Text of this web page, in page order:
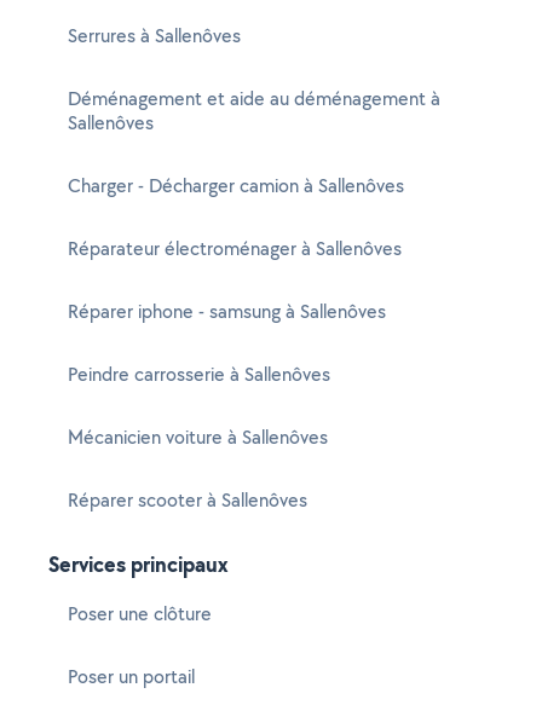
Serrures à Sallenôves
Déménagement et aide au déménagement à
Sallenôves
Charger - Décharger camion à Sallenôves
Réparateur électroménager à Sallenôves
Réparer iphone - samsung à Sallenôves
Peindre carrosserie à Sallenôves
Mécanicien voiture à Sallenôves
Réparer scooter à Sallenôves
Services principaux
Poser une clôture
Poser un portail